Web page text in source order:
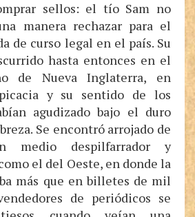
sellos: el tío Sam no
manera rechazar para el
de curso legal en el país. Su
hasta entonces en el
de Nueva Inglaterra, en
y su sentido de los
agudizado bajo el duro
Se encontró arrojado de
medio despilfarrador y
el del Oeste, en donde la
más que en billetes de mil
de periódicos se